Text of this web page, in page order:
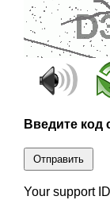
Введите код
Отправить
Your support